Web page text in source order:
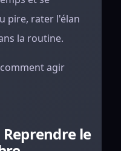
pire, rater l'élan
la routine.
agir
Reprendre le